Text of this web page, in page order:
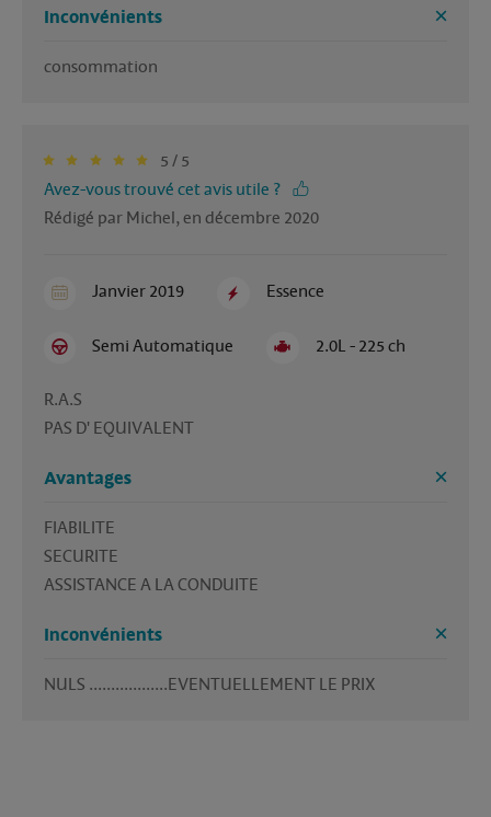
Inconvénients
5 / 5
Avez-vous trouvé cet avis utile ?
Rédigé par Michel, en décembre 2020
Janvier 2019 Essence
Semi Automatique 2.0L - 225 ch
R.A.S
PAS D' EQUIVALENT
Avantages
FIABILITE
SECURITE
Inconvénients
NULS ..................EVENTUELLEMENT LE PRIX